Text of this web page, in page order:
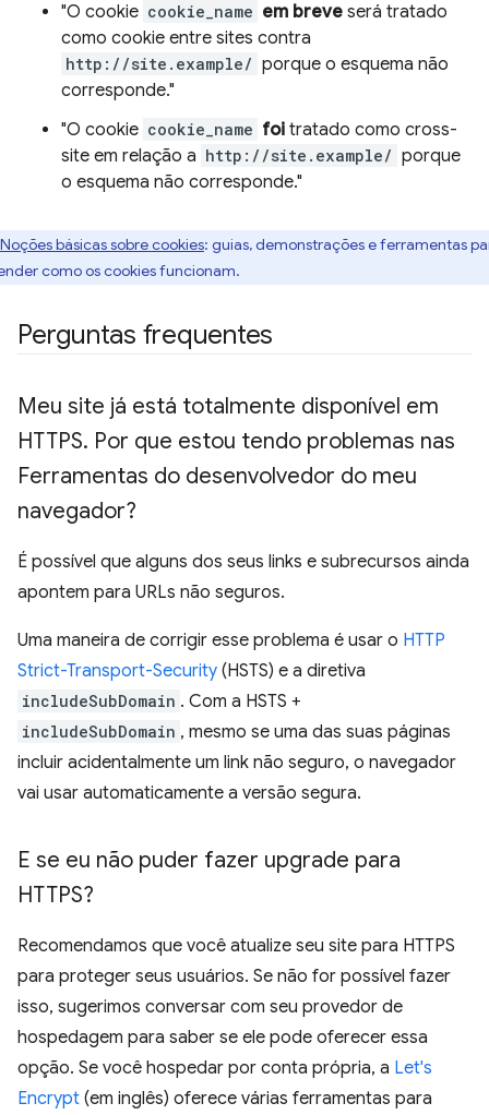
"O cookie cookie_name em breve será tratado
como cookie entre sites contra
http://site.example/ porque o esquema não
corresponde."
"O cookie cookie_name foi tratado como cross-
site em relação a http://site.example/ porque
o esquema não corresponde."
Noções básicas sobre cookies: guias, demonstrações e ferramentas
como os cookies funcionam.
Perguntas frequentes
Meu site já está totalmente disponível em
HTTPS. Por que estou tendo problemas nas
Ferramentas do desenvolvedor do meu
navegador?
É possível que alguns dos seus links e subrecursos ainda
apontem para URLs não seguros.
Uma maneira de corrigir esse problema é usar o HTTP
Strict-Transport-Security (HSTS) e a diretiva
includeSubDomain . Com a HSTS +
includeSubDomain , mesmo se uma das suas páginas
incluir acidentalmente um link não seguro, o navegador
vai usar automaticamente a versão segura.
E se eu não puder fazer upgrade para
HTTPS?
Recomendamos que você atualize seu site para HTTPS
para proteger seus usuários. Se não for possível fazer
isso, sugerimos conversar com seu provedor de
hospedagem para saber se ele pode oferecer essa
opção. Se você hospedar por conta própria, a Let's
Encrypt (em inglês) oferece várias ferramentas para